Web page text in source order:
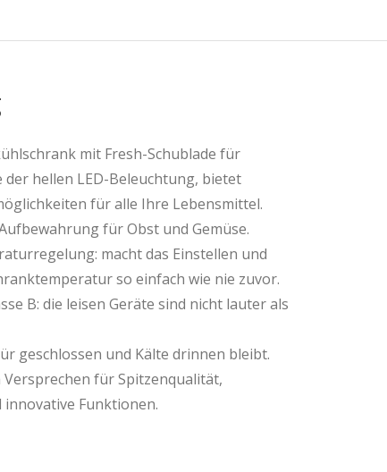
mit Fresh-Schublade für
der hellen LED-Beleuchtung, bietet
für alle Ihre Lebensmittel.
für Obst und Gemüse.
macht das Einstellen und
so einfach wie nie zuvor.
B: die leisen Geräte sind nicht lauter als
geschlossen und Kälte drinnen bleibt.
Versprechen für Spitzenqualität,
Funktionen.